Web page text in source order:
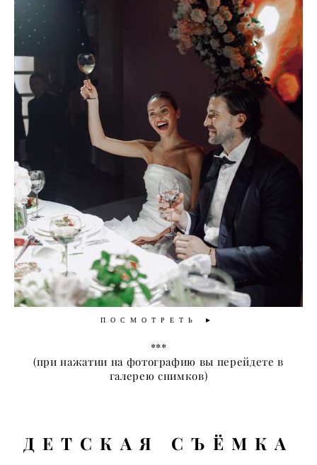
ПОСМОТРЕТЬ ►
***
​(при нажатии на фотографию вы перейдете в
галерею снимков)
Д ЕТСКАЯ СЪЁМКА